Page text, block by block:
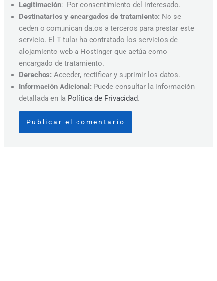
Legitimación: Por consentimiento del interesado.
Destinatarios y encargados de tratamiento: No se
ceden o comunican datos a terceros para prestar este
servicio. El Titular ha contratado los servicios de
alojamiento web a Hostinger que actúa como
encargado de tratamiento.
Derechos: Acceder, rectificar y suprimir los datos.
Información Adicional: Puede consultar la información
detallada en la Política de Privacidad.